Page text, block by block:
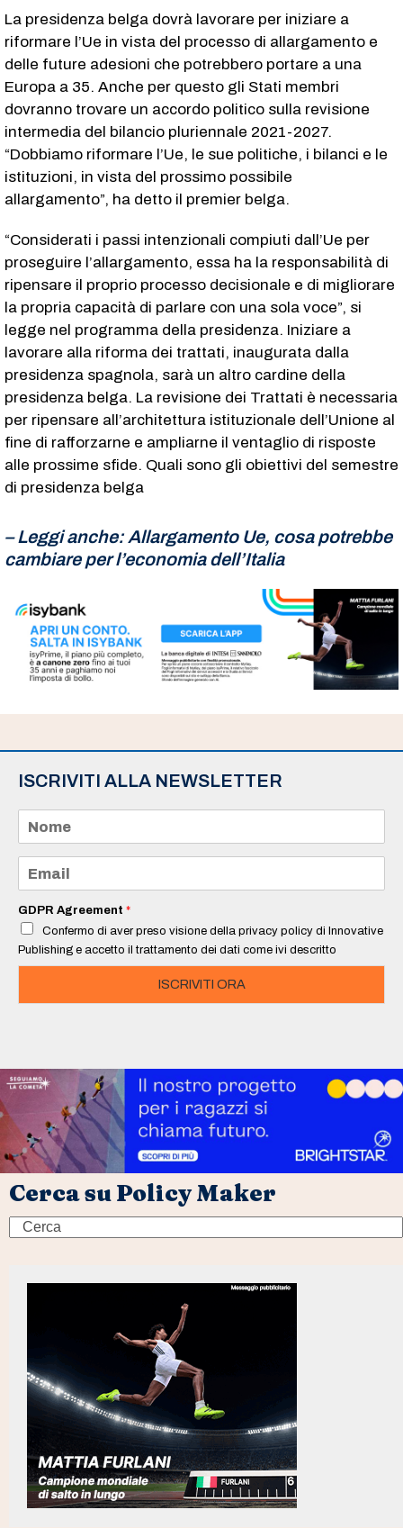
La presidenza belga dovrà lavorare per iniziare a
riformare l’Ue in vista del processo di allargamento e
delle future adesioni che potrebbero portare a una
Europa a 35. Anche per questo gli Stati membri
dovranno trovare un accordo politico sulla revisione
intermedia del bilancio pluriennale 2021-2027.
“Dobbiamo riformare l’Ue, le sue politiche, i bilanci e le
istituzioni, in vista del prossimo possibile
allargamento”, ha detto il premier belga.
“Considerati i passi intenzionali compiuti dall’Ue per
proseguire l’allargamento, essa ha la responsabilità di
ripensare il proprio processo decisionale e di migliorare
la propria capacità di parlare con una sola voce”, si
legge nel programma della presidenza. Iniziare a
lavorare alla riforma dei trattati, inaugurata dalla
presidenza spagnola, sarà un altro cardine della
presidenza belga. La revisione dei Trattati è necessaria
per ripensare all’architettura istituzionale dell’Unione al
fine di rafforzarne e ampliarne il ventaglio di risposte
alle prossime sfide. Quali sono gli obiettivi del semestre
di presidenza belga
– Leggi anche:Allargamento Ue, cosa potrebbe
cambiare per l’economia dell’Italia
ISCRIVITI ALLA NEWSLETTER
m
e
a
i
*
GDPR Agreement *
Confermo di aver preso visione della privacy policy di Innovative
Publishing e accetto il trattamento dei dati come ivi descritto
ISCRIVITI ORA
Cerca su Policy Maker
Search